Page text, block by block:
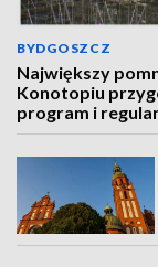
BYDGOSZCZ
Największy
Konotopiu
program i